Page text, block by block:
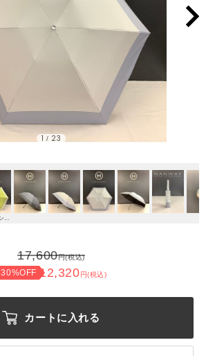
1 / 23
17,600円(税込)
30%OFF 12,320円(税込)
カートに入れる